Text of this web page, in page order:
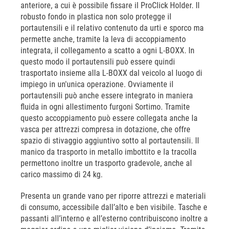
anteriore, a cui è possibile fissare il ProClick Holder. Il
robusto fondo in plastica non solo protegge il
portautensili e il relativo contenuto da urti e sporco ma
permette anche, tramite la leva di accoppiamento
integrata, il collegamento a scatto a ogni L-BOXX. In
questo modo il portautensili può essere quindi
trasportato insieme alla L-BOXX dal veicolo al luogo di
impiego in un'unica operazione. Ovviamente il
portautensili può anche essere integrato in maniera
fluida in ogni allestimento furgoni Sortimo. Tramite
questo accoppiamento può essere collegata anche la
vasca per attrezzi compresa in dotazione, che offre
spazio di stivaggio aggiuntivo sotto al portautensili. Il
manico da trasporto in metallo imbottito e la tracolla
permettono inoltre un trasporto gradevole, anche al
carico massimo di 24 kg.
Presenta un grande vano per riporre attrezzi e materiali
di consumo, accessibile dall’alto e ben visibile. Tasche e
passanti all’interno e all’esterno contribuiscono inoltre a